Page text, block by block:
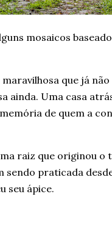
mosaicos
que já
ainda. Uma casa
de quem a
raiz que originou o
sendo praticada
seu ápice.